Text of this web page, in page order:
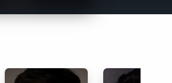
Netflixコース別料金プラン